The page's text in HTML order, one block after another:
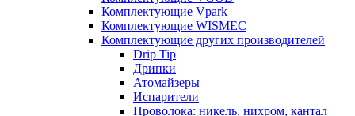
Комплектующие Vpark
Комплектующие WISMEC
Комплектующие других производителей
Drip Tip
Дрипки
Атомайзеры
Испарители
Проволока: никель, нихром, кантал